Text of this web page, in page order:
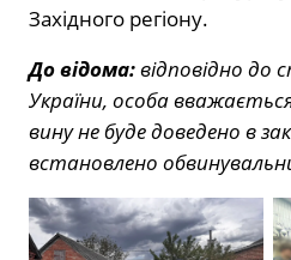
Західного регіону.
До відома:відповідно до
України, особа
вину не буде доведено в
встановлено